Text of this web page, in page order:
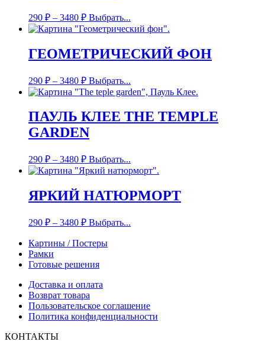
290 ₽ – 3480 ₽ Выбрать...
ГЕОМЕТРИЧЕСКИЙ ФОН
290 ₽ – 3480 ₽ Выбрать...
ПАУЛЬ КЛЕЕ THE TEMPLE
GARDEN
290 ₽ – 3480 ₽ Выбрать...
ЯРКИЙ НАТЮРМОРТ
290 ₽ – 3480 ₽ Выбрать...
Картины / Постеры
Рамки
Готовые решения
Доставка и оплата
Возврат товара
Пользовательское соглашение
Политика конфиденциальности
КОНТАКТЫ